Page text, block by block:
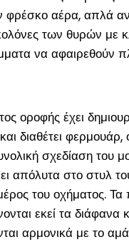
φρέσκο αέρα, απλά
των θυρών με
να αφαιρεθούν
οροφής έχει
διαθέτει φερμουάρ,
σχεδίαση του
απόλυτα στο στυλ
του οχήματος.
εκεί τα
αρμονικά με το